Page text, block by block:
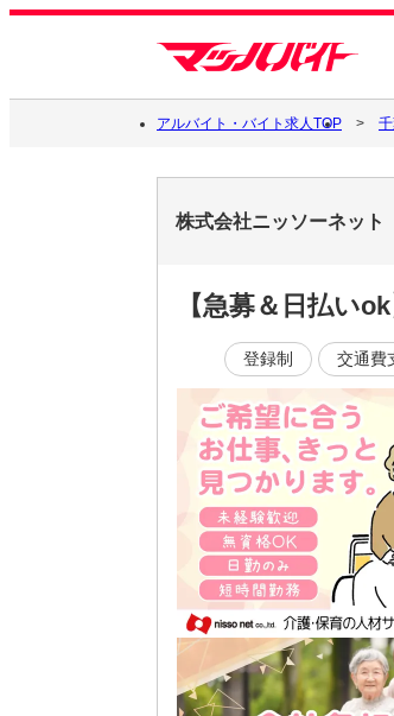
アルバイト・バイト求人TOP
株式会社ニッソーネッ
【急募＆日払い
登録制 交通費